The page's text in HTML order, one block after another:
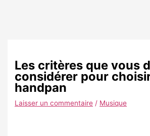
Les critères que vous
considérer pour
handpan
Laisser un commentaire / Musique